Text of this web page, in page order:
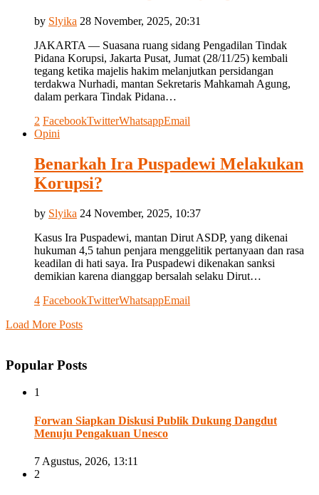
by Slyika 28 November, 2025, 20:31
JAKARTA — Suasana ruang sidang Pengadilan Tindak
Pidana Korupsi, Jakarta Pusat, Jumat (28/11/25) kembali
tegang ketika majelis hakim melanjutkan persidangan
terdakwa Nurhadi, mantan Sekretaris Mahkamah Agung,
dalam perkara Tindak Pidana…
2 FacebookTwitterWhatsappEmail
Opini
Benarkah Ira Puspadewi Melakukan
Korupsi?
by Slyika 24 November, 2025, 10:37
Kasus Ira Puspadewi, mantan Dirut ASDP, yang dikenai
hukuman 4,5 tahun penjara menggelitik pertanyaan dan rasa
keadilan di hati saya. Ira Puspadewi dikenakan sanksi
demikian karena dianggap bersalah selaku Dirut…
4 FacebookTwitterWhatsappEmail
Load More Posts
Popular Posts
1
Forwan Siapkan Diskusi Publik Dukung Dangdut
Menuju Pengakuan Unesco
7 Agustus, 2026, 13:11
2